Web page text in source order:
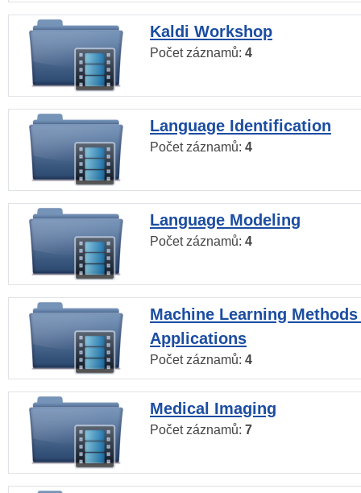
Kaldi Workshop
Počet záznamů: 4
Language Identification
Počet záznamů: 4
Language Modeling
Počet záznamů: 4
Machine Learning
Applications
Počet záznamů: 4
Medical Imaging
Počet záznamů: 7